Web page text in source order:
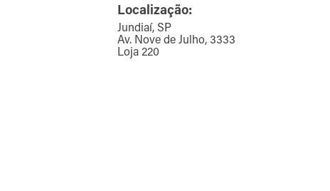
Localização:
Jundiaí, SP
Av. Nove de Julho, 3333
Loja 220